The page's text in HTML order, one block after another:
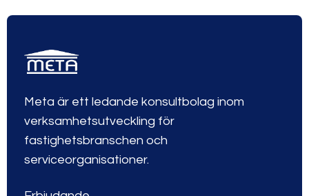
Meta är ett ledande konsultbolag inom
verksamhetsutveckling för
fastighetsbranschen och
serviceorganisationer.